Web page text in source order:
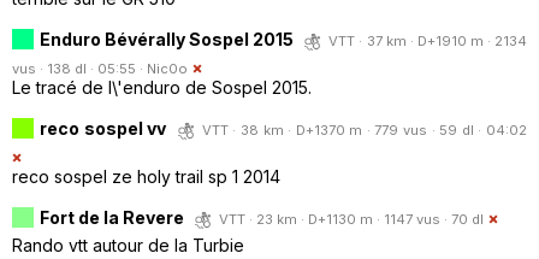
Enduro Bévérally Sospel 2015
VTT · 37 km · D+1910 m · 2134
vus · 138 dl · 05:55 · Nic0o
Le tracé de l\'enduro de Sospel 2015.
reco sospel vv
VTT · 38 km · D+1370 m · 779 vus · 59 dl · 04:02
reco sospel ze holy trail sp 1 2014
Fort de la Revere
VTT · 23 km · D+1130 m · 1147 vus · 70 dl
Rando vtt autour de la Turbie